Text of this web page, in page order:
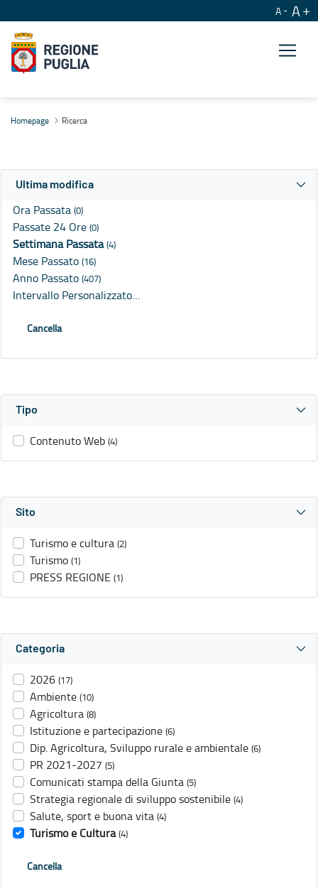
A A
Homepage Ricerca
Ultima modifica
Ora Passata (0)
Passate 24 Ore (0)
Settimana Passata(4)
Mese Passato (16)
Anno Passato (407)
Intervallo Personalizzato…
Cancella
Tipo
Contenuto Web (4)
Sito
Turismo e cultura (2)
Turismo (1)
PRESS REGIONE (1)
Categoria
2026 (17)
Ambiente (10)
Agricoltura (8)
Istituzione e partecipazione (6)
Dip. Agricoltura, Sviluppo rurale e ambientale (6)
PR 2021-2027 (5)
Comunicati stampa della Giunta (5)
Strategia regionale di sviluppo sostenibile (4)
Salute, sport e buona vita (4)
Turismo e Cultura (4)
Cancella